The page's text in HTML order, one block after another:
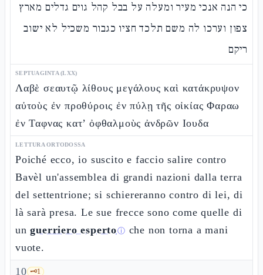
כי הנה אנכי מעיר ומעלה על בבל קהל גוים גדלים מארץ
צפון וערכו לה משם תלכד חציו כגבור משכיל לא ישוב
ריקם
SEPTUAGINTA (LXX)
Λαβὲ σεαυτῷ λίθους μεγάλους καὶ κατάκρυψον
αὐτοὺς ἐν προθύροις ἐν πύλῃ τῆς οἰκίας Φαραω
ἐν Ταφνας κατ’ ὀφθαλμοὺς ἀνδρῶν Ιουδα
LETTURA ORTODOSSA
Poiché ecco, io suscito e faccio salire contro
Bavèl un'assemblea di grandi nazioni dalla terra
del settentrione; si schiereranno contro di lei, di
là sarà presa. Le sue frecce sono come quelle di
unguerriero espertoⓘ che non torna a mani
vuote.
10 🗝️1